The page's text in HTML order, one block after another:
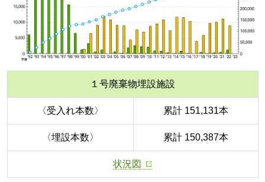
１号廃棄物埋設施設
〈受入れ本数〉 累計 151,131本
〈埋設本数〉 累計 150,387本
状況図